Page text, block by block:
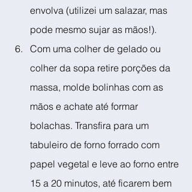
envolva (utilizei um salazar, mas
pode mesmo sujar as mãos!).
Com uma colher de gelado ou
colher da sopa retire porções da
massa, molde bolinhas com as
mãos e achate até formar
bolachas. Transfira para um
tabuleiro de forno forrado com
papel vegetal e leve ao forno entre
15 a 20 minutos, até ficarem bem